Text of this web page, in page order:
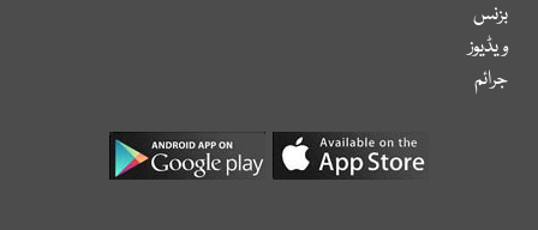
بزنس
ویڈیوز
جرائم